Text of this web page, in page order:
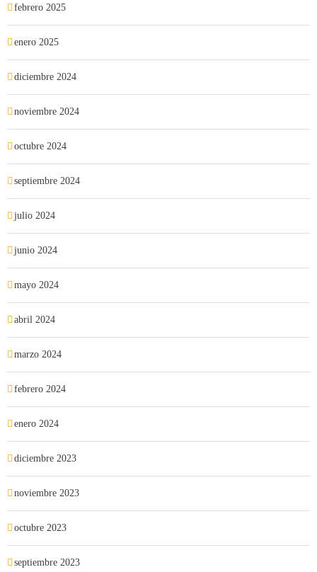
febrero 2025
enero 2025
diciembre 2024
noviembre 2024
octubre 2024
septiembre 2024
julio 2024
junio 2024
mayo 2024
abril 2024
marzo 2024
febrero 2024
enero 2024
diciembre 2023
noviembre 2023
octubre 2023
septiembre 2023